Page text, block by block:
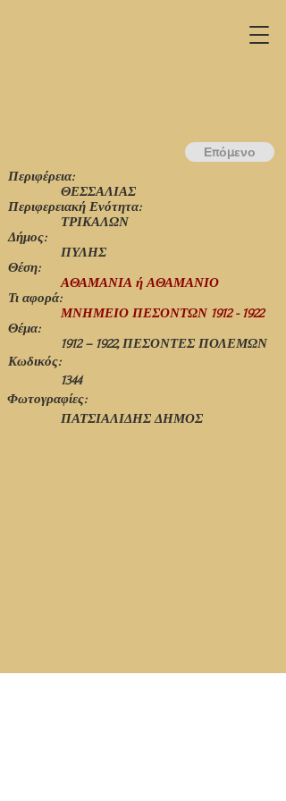
Περιφέρεια:
ΤΡΙΚΑΛΩΝ
ΘΕΣΣΑΛΙΑΣ
Περιφερειακή Ενότητα:
ΠΥΛΗΣ
Δήμος:
Θέση:
ΑΘΑΜΑΝΙΑ ή ΑΘΑΜΑΝΙΟ
Τι αφορά:
ΜΝΗΜΕΙΟ ΠΕΣΟΝΤΩΝ 1912 - 1922
Θέμα:
1912 – 1922, ΠΕΣΟΝΤΕΣ ΠΟΛΕΜΩΝ
Φωτογραφίες:
ΠΑΤΣΙΑΛΙΔΗΣ ΔΗΜΟΣ
Κωδικός:
1344
Επόμενο